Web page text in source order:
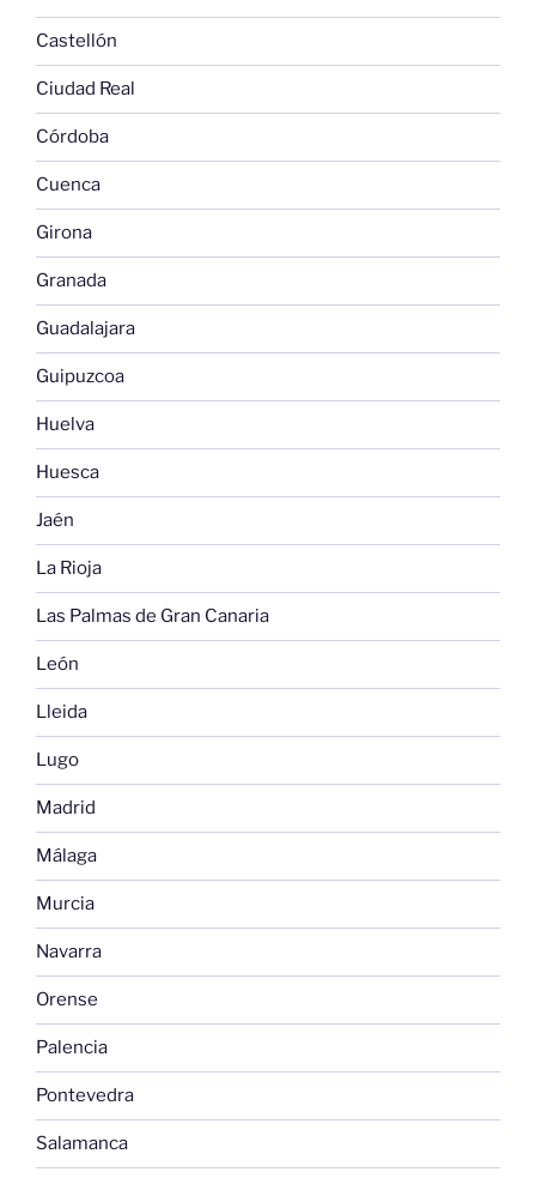
Castellón
Ciudad Real
Córdoba
Cuenca
Girona
Granada
Guadalajara
Guipuzcoa
Huelva
Huesca
Jaén
La Rioja
Las Palmas de Gran Canaria
León
Lleida
Lugo
Madrid
Málaga
Murcia
Navarra
Orense
Palencia
Pontevedra
Salamanca